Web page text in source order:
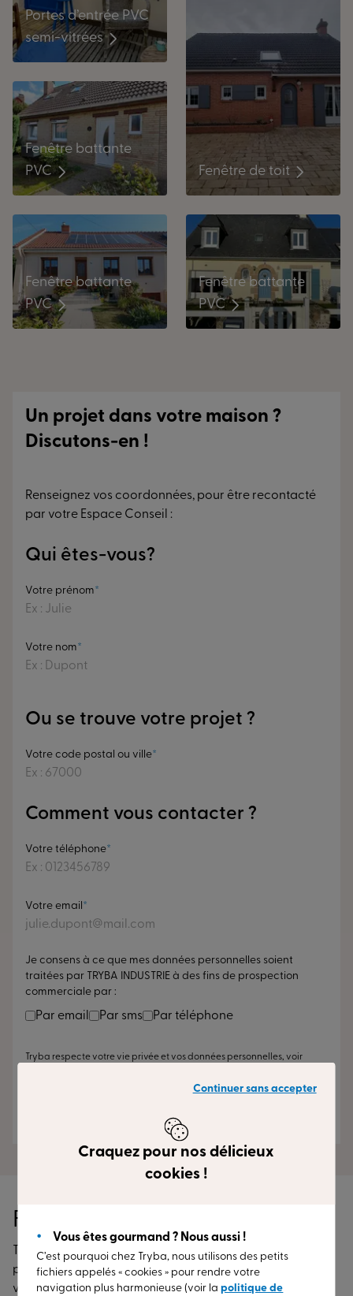
Portes d’entrée PVC
semi-vitrées
Fenêtre battante
PVC
Fenêtre de toit
Fenêtre battante
PVC
Fenêtre battante
PVC
Un projet dans votre maison ?
Discutons-en !
Renseignez vos coordonnées, pour être recontacté
par votre Espace Conseil :
Qui êtes-vous?
Votre prénom
Votre nom
Ou se trouve votre projet ?
Votre code postal ou ville
Comment vous contacter ?
Votre téléphone
Votre email
Je consens à ce que mes données personnelles soient
traitées par TRYBA INDUSTRIE à des fins de prospection
commerciale par :
Par email Par sms Par téléphone
Tryba respecte votre vie privée et vos données personnelles, voir
Faites le plein d’idées
Tous nos conseils et idées ingénieuses pour réaliser votre
projet, entretenir vos menuiseries et profiter d’un chez
vous plus confortable.
Continuer sans accepter
Craquez pour nos délicieux
cookies !
Vous êtes gourmand ? Nous aussi !
C’est pourquoi chez Tryba, nous utilisons des petits
fichiers appelés « cookies » pour rendre votre
navigation plus harmonieuse (voir lapolitique de